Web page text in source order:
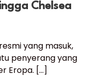
Chelsea
yang masuk,
penyerang yang
Eropa. […]